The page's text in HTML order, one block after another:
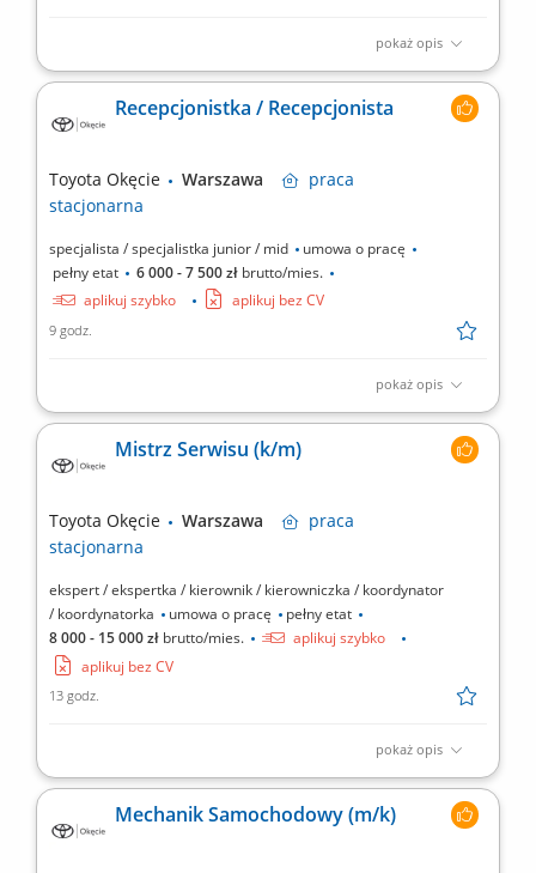
pokaż opis
Opis stanowiska Kompleksowe prowadzenie procesów
pojazdów osobowych. Aktywne mapowanie rynku lokalnego i
pozyskiwanie nowych partnerów biznesowych oraz klientów
negocjowanie...
Recepcjonistka / Recepcjonista
Toyota Okęcie Warszawa
praca
stacjonarna
specjalista / specjalistka junior / mid
umowa o pracę
pełny etat
6 000 - 7 500 zł brutto/mies.
aplikuj szybko
aplikuj bez CV
9 godz.
pokaż opis
Twój zakres obowiązków Kompleksowa obsługa recepcji;
Opieka nad klientami oczekującymi na kontakt osoby
odpowiedzialnej za proces sprzedaży oraz obsługę serwisową;
Mistrz Serwisu (k/m)
Toyota Okęcie Warszawa
praca
stacjonarna
ekspert / ekspertka / kierownik / kierowniczka / koordynator
/ koordynatorka
umowa o pracę
pełny etat
8 000 - 15 000 zł brutto/mies.
aplikuj szybko
aplikuj bez CV
13 godz.
pokaż opis
Twoje zadania Koordynowanie i organizacja pracy warsztatu;
Zapewnienie zgodnej z wymaganiami klienta oraz procedurami
importera obsługi i naprawy powierzonego samochodu;
Planowanie pracy mechaników; Nadzorowanie przebiegu
Mechanik Samochodowy (m/k)